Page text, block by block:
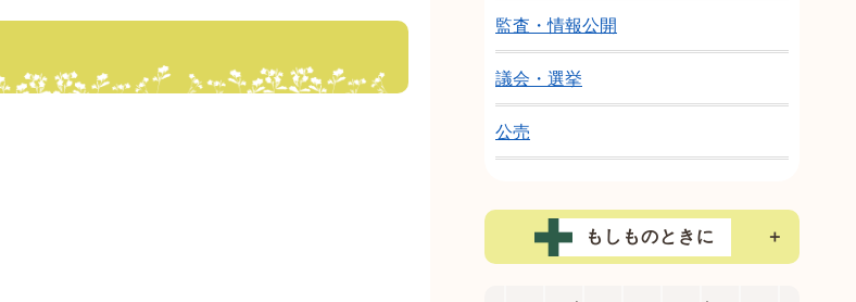
監査・情報公開
議会・選挙
公売
もしものときに ＋